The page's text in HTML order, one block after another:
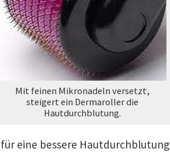
Mit feinen Mikronadeln versetzt,
steigert ein Dermaroller die
Hautdurchblutung.
eine bessere Hautdurchblutung